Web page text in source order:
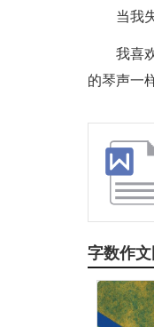
当我
我喜
的琴声一
字数作